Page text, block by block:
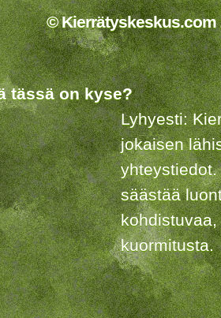
© Kierrätyskeskus.com
tässä on kyse?
Lyhyesti:
jokaisen
säästää
kuormitusta.